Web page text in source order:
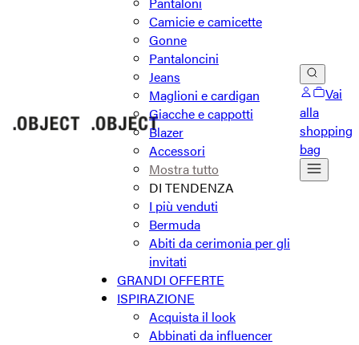
Camicie e camicette
Gonne
Pantaloncini
Jeans
Maglioni e cardigan
Giacche e cappotti
Blazer
Accessori
Mostra tutto
DI TENDENZA
I più venduti
Bermuda
Abiti da cerimonia per gli
invitati
GRANDI OFFERTE
ISPIRAZIONE
Acquista il look
Abbinati da influencer
Vai
alla
shopping
bag